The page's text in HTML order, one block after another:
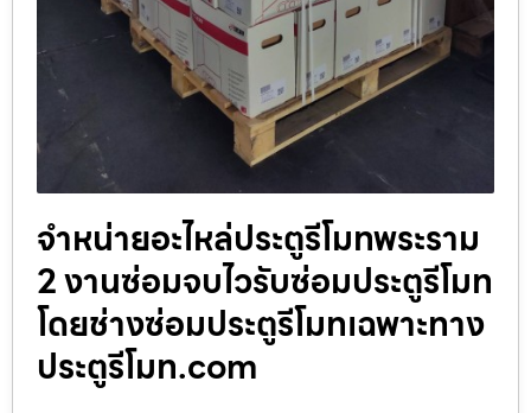
จำหน่ายอะไหล่ประตูรีโมทพระราม
2 งานซ่อมจบไวรับซ่อมประตูรีโมท
โดยช่างซ่อมประตูรีโมทเฉพาะทาง
ประตูรีโมท.com